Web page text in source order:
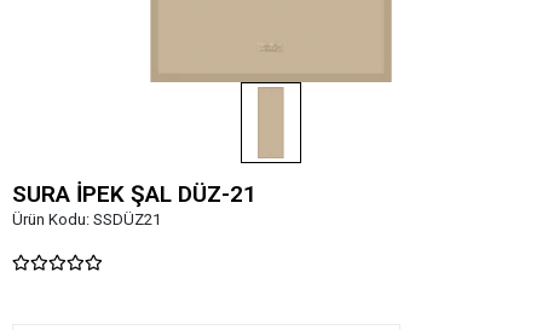
SURA İPEK ŞAL DÜZ-21
Ürün Kodu: SSDÜZ21